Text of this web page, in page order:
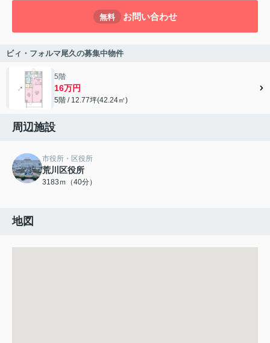
無料 お問い合わせ
ビィ・フォルマ尾久の募集中物件
5階
16万円
5階 / 12.77坪(42.24㎡)
周辺施設
市役所・区役所
荒川区役所
3183ｍ（40分）
地図